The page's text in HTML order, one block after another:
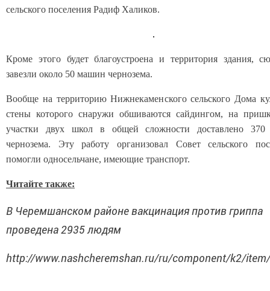
сельского поселения Радиф Халиков.
Кроме этого будет благоустроена и территория здания,
завезли около 50 машин чернозема.
Вообще на территорию Нижнекаменского сельского Дома
стены которого снаружи обшиваются сайдингом, на
участки двух школ в общей сложности доставлено
чернозема. Эту работу организовал Совет сельского
помогли односельчане, имеющие транспорт.
Читайте также:
В Черемшанском районе вакцинация против гриппа
проведена 2935 людям
http://www.nashcheremshan.ru/ru/component/k2/